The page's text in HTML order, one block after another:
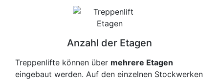
Anzahl der Etagen
Treppenlifte können über mehrere Etagen
eingebaut werden. Auf den einzelnen Stockwerken